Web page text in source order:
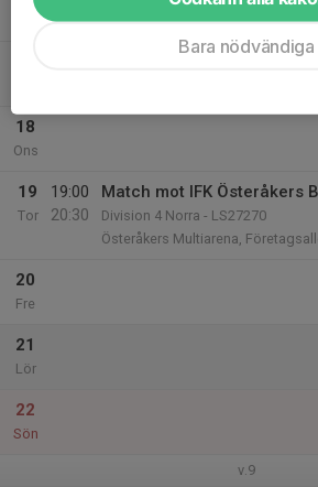
18
Ons
19
Tor
19:00
20:30
Match mot IFK Österåkers
Division 4 Norra - LS27270
Österåkers Multiarena,
20
Fre
21
Lör
22
Sön
v.9
Bara nödvändiga